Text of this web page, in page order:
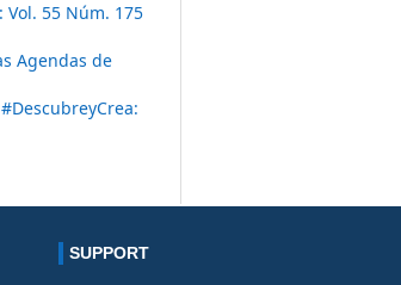
Vol. 55 Núm. 175
Agendas de
SUPPORT